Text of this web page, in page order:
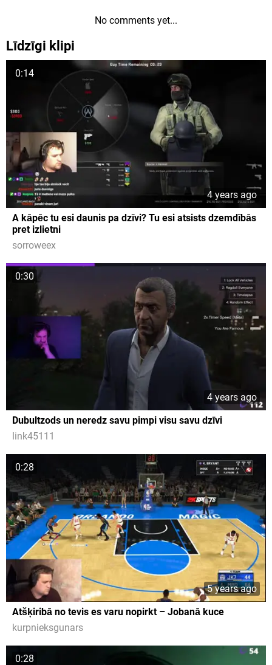
No comments yet...
Līdzīgi klipi
0:14
4 years ago
A kāpēc tu esi daunis pa dzīvi? Tu esi atsists dzemdībās
pret izlietni
sorroweex
0:30
4 years ago
Dubultzods un neredz savu pimpi visu savu dzīvi
link45111
0:28
5 years ago
Atšķiribā no tevis es varu nopirkt – Jobanā kuce
kurpnieksgunars
0:28